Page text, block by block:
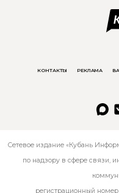
КОНТАКТЫ РЕКЛАМА
Сетевое издание «Кубань
по надзору в сфере связи,
регистрационный